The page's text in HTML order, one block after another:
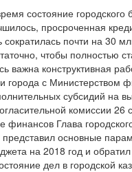
состояние городского
просроченная
сократилась почти на 30
чтобы полностью
важна конструктивная
города с Министерством
субсидий на
комиссии 26
финансов Глава
представил основные
на 2018 год и
дел в городской